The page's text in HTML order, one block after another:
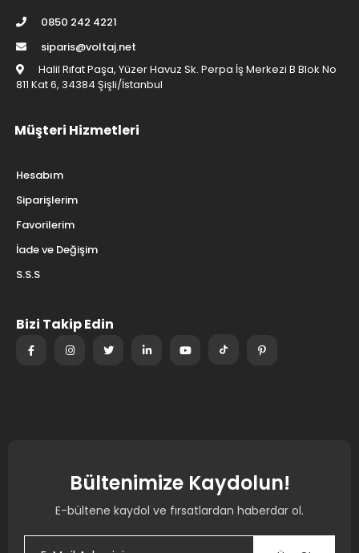
0850 242 4221
siparis@voltaj.net
Halil Rıfat Paşa, Yüzer Havuz Sk. Perpa İş Merkezi B Blok No
811 Kat 6, 34384 Şişli/İstanbul
Müşteri Hizmetleri
Hesabım
Siparişlerim
Favorilerim
İade ve Değişim
S.S.S
Bizi Takip Edin
Bültenimize Kaydolun!
E-bültene kaydol ve fırsatlardan haberdar ol.